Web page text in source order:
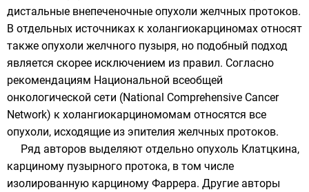
дистальные внепеченочные опухоли желчных протоков.
В отдельных источниках к холангиокарциномах относят
также опухоли желчного пузыря, но подобный подход
является скорее исключением из правил. Согласно
рекомендациям Национальной всеобщей
онкологической сети (National Comprehensive Cancer
Network) к холангиокарциномомам относятся все
опухоли, исходящие из эпителия желчных протоков.
Ряд авторов выделяют отдельно опухоль Клатцкина,
карциному пузырного протока, в том числе
изолированную карциному Фаррера. Другие авторы